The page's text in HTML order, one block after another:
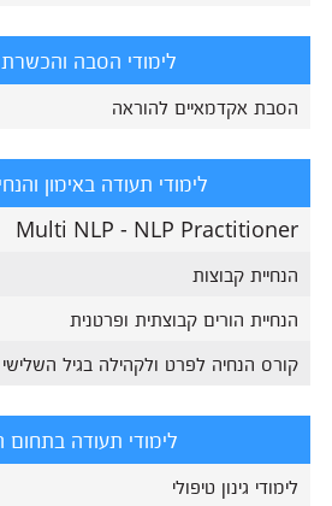
לימודי הסבה
הסבת אקדמאיים להוראה
לימודי תעודה באימון
Multi NLP - NLP Practitioner
הנחיית קבוצות
הנחיית הורים קבוצתית ופרטנית
קורס הנחיה לפרט ולקהילה בגיל השלישי
לימודי תעודה בתחום
לימודי גינון טיפולי